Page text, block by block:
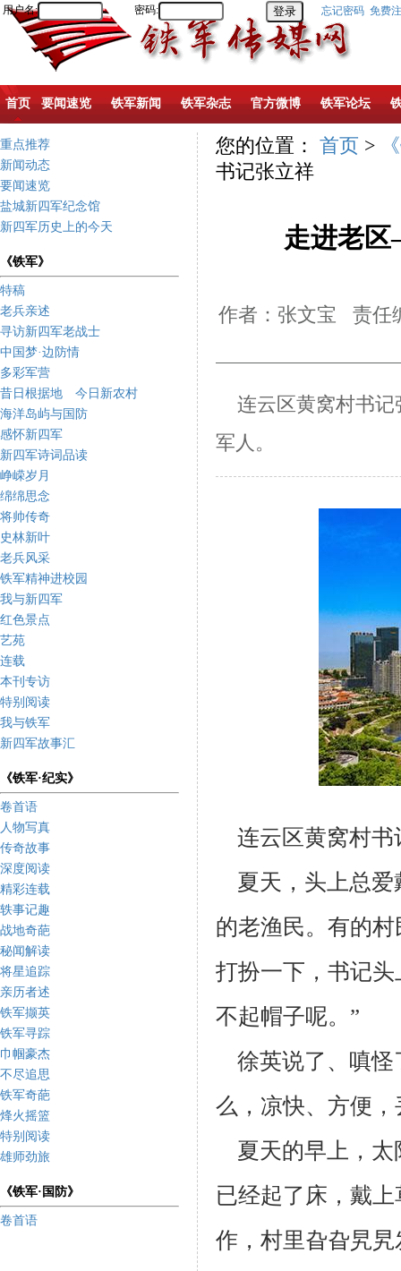
用户名: 密码: 忘记密码 免费
首页 要闻速览 铁军新闻 铁军杂志 官方微博 铁军论坛
重点推荐
新闻动态
要闻速览
盐城新四军纪念馆
新四军历史上的今天
《铁军》
特稿
老兵亲述
寻访新四军老战士
中国梦·边防情
多彩军营
昔日根据地 今日新农村
海洋岛屿与国防
感怀新四军
新四军诗词品读
峥嵘岁月
绵绵思念
将帅传奇
史林新叶
老兵风采
铁军精神进校园
我与新四军
红色景点
艺苑
连载
本刊专访
特别阅读
我与铁军
新四军故事汇
《铁军·纪实》
卷首语
人物写真
传奇故事
深度阅读
精彩连载
轶事记趣
战地奇葩
秘闻解读
将星追踪
亲历者述
铁军撷英
铁军寻踪
巾帼豪杰
不尽追思
铁军奇葩
烽火摇篮
特别阅读
雄师劲旅
《铁军·国防》
卷首语
您的位置： 首页 >
书记张立祥
走进老
作者：张文宝 责任
连云区黄窝村书记
军人。
连云区黄窝村书
夏天，头上总爱
的老渔民。有的村
打扮一下，书记头
不起帽子呢。”
徐英说了、嗔怪
么， 凉快、方便
夏天的早上，太
已经起了床，戴
作，村里旮旮旯旯